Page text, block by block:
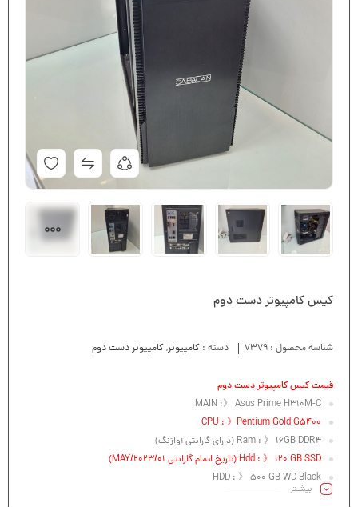
کیس کامپیوتر دست دوم
شناسه محصول : 7379 دسته : کامپیوتر,کامپیوتر دست دوم
قیمت کیس کامپیوتر دست دوم
MAIN :》 Asus Prime H310M-C
CPU : 》Pentium Gold G5400
Ram : 》 16GB DDR4 (دارای گارانتی آواژنگ)
Hdd : 》 120 GB SSD (تاریخ اتمام گارانتی 01/MAY/2023)
HDD : 》 500 GB WD Black
VGA : 》 MSI GeForce GT730-4GB (تاریخ اتمام گارانتی 03/12/1403)
بیشـتر